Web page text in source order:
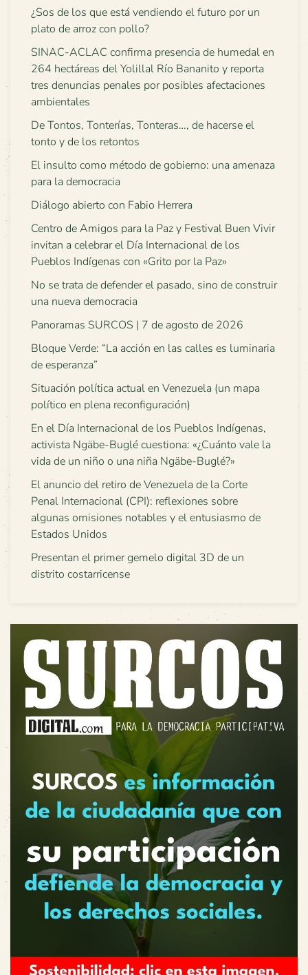
¿Sos de los que está vendiendo el futuro por un
plato de arroz con pollo?
SINAC-ACLAC confirma presencia de humedal en
264 hectáreas del Yolillal Río Bananito y reporta
tres denuncias penales por posibles afectaciones
ambientales
De Tontos, Tonterías, Tonteras…, de hacerse el
tonto y de los retontos
El insulto como método de gobierno: una amenaza
para la democracia
Diálogo abierto con Fabio Herrera
Centro de Amigos para la Paz y Festival Buen Vivir
invitan a celebrar el Día Internacional de los
Pueblos Indígenas con «Grito por la Paz»
No se trata de defender el pasado, sino de construir
una nueva democracia
Panoramas SURCOS | 7 de agosto de 2026
Bloque Verde: “La acción en las calles es luminaria
de esperanza”
Situación política actual en Venezuela (un mapa
político en plena reconfiguración)
En el Día Internacional de los Pueblos Indígenas,
activista Ngäbe-Buglé cuestiona: «¿Cuánto vale la
vida de un niño o una niña Ngäbe-Buglé?»
El anuncio del retiro de Venezuela de la Corte
Penal Internacional (CPI): reflexiones sobre
algunas omisiones notables y el entusiasmo de
Estados Unidos
Presentan el primer gemelo digital 3D de un
distrito costarricense